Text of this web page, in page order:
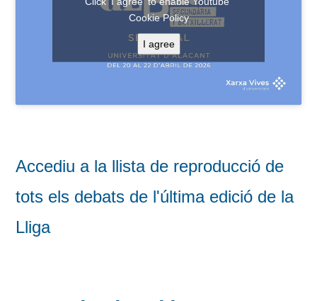
Cookie Policy
I agree
Accediu a la llista de reproducció de
tots els debats de l'última edició de la
Lliga